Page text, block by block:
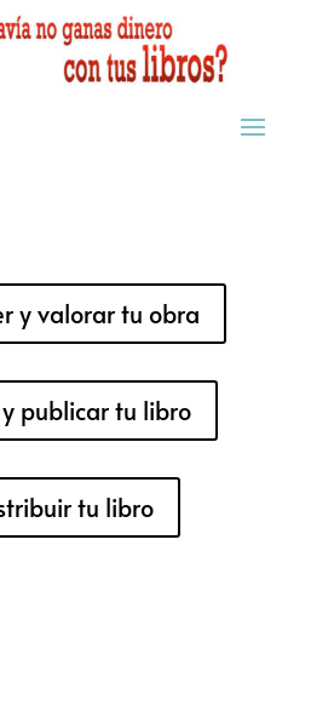
y valorar tu obra
publicar tu libro
tu libro